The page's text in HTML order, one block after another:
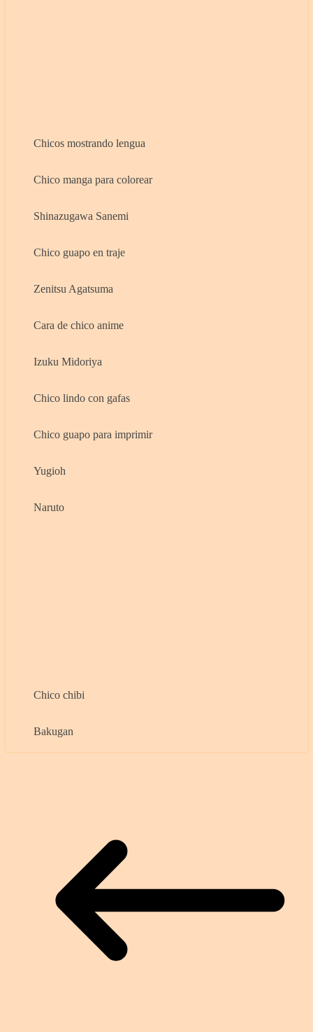
Chicos mostrando lengua
Chico manga para colorear
Shinazugawa Sanemi
Chico guapo en traje
Zenitsu Agatsuma
Cara de chico anime
Izuku Midoriya
Chico lindo con gafas
Chico guapo para imprimir
Yugioh
Naruto
Chico chibi
Bakugan